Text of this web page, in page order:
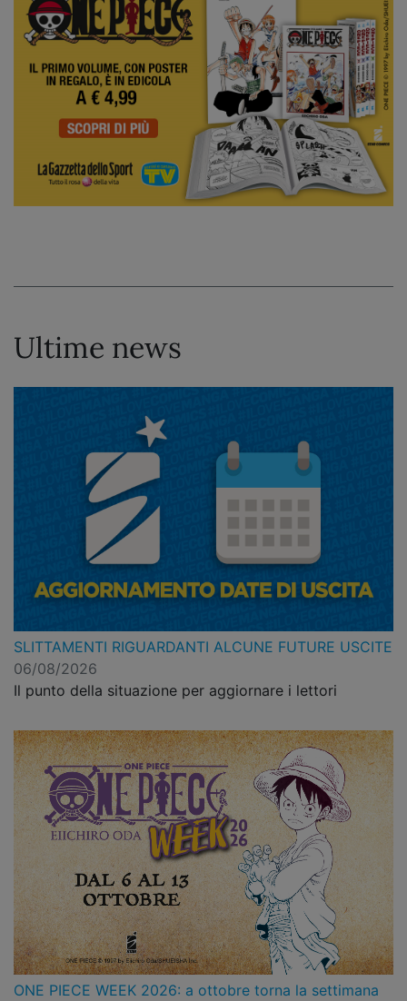
Ultime news
SLITTAMENTI RIGUARDANTI ALCUNE FUTURE USCITE
06/08/2026
Il punto della situazione per aggiornare i lettori
ONE PIECE WEEK 2026: a ottobre torna la settimana